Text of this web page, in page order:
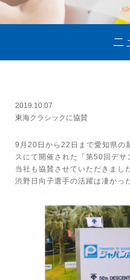
2019.10.07
東海クラシックに協賛
9月20日から22日まで愛知県の
スにて開催された「第50回デ
当社も協賛させていただきまし
渋野日向子選手の活躍は凄かっ